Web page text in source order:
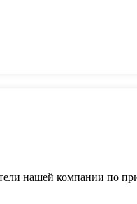
нашей компании по